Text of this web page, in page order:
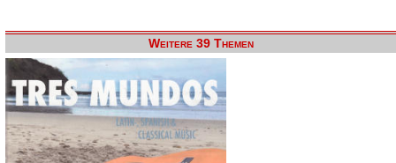
Weitere 39 Themen